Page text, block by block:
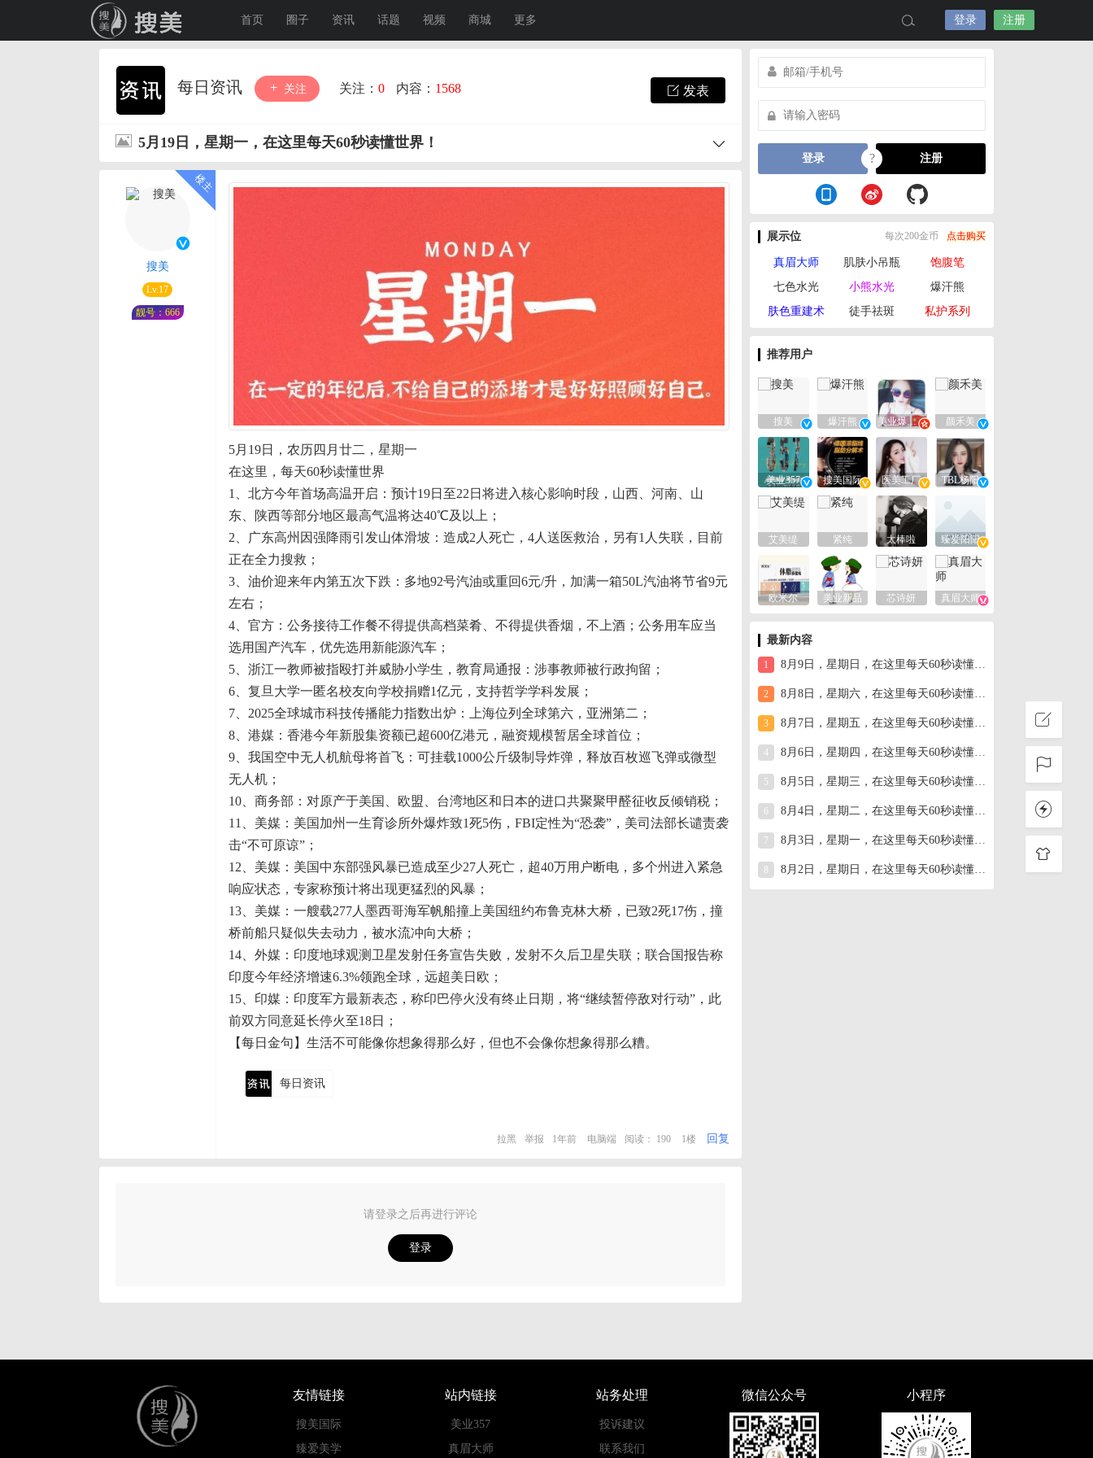
首页 圈子 资讯 话题 视频 商城 更多 登录 注册
每日资讯 关注 关注： 0 内容： 1568 发表
5月19日，星期一，在这里每天60秒读懂世界！
搜美
Lv.17
靓号：666
5月19日，农历四月廿二，星期一
在这里，每天60秒读懂世界
1、北方今年首场高温开启：预计19日至22日将进入核心影响时段，山西、河南、山
东、陕西等部分地区最高气温将达40℃及以上；
2、广东高州因强降雨引发山体滑坡：造成2人死亡，4人送医救治，另有1人失联，目前
正在全力搜救；
3、油价迎来年内第五次下跌：多地92号汽油或重回6元/升，加满一箱50L汽油将节省9元
左右；
4、官方：公务接待工作餐不得提供高档菜肴、不得提供香烟，不上酒；公务用车应当
选用国产汽车，优先选用新能源汽车；
5、浙江一教师被指殴打并威胁小学生，教育局通报：涉事教师被行政拘留；
6、复旦大学一匿名校友向学校捐赠1亿元，支持哲学学科发展；
7、2025全球城市科技传播能力指数出炉：上海位列全球第六，亚洲第二；
8、港媒：香港今年新股集资额已超600亿港元，融资规模暂居全球首位；
9、我国空中无人机航母将首飞：可挂载1000公斤级制导炸弹，释放百枚巡飞弹或微型
无人机；
10、商务部：对原产于美国、欧盟、台湾地区和日本的进口共聚聚甲醛征收反倾销税；
11、美媒：美国加州一生育诊所外爆炸致1死5伤，FBI定性为“恐袭”，美司法部长谴责袭
击“不可原谅”；
12、美媒：美国中东部强风暴已造成至少27人死亡，超40万用户断电，多个州进入紧急
响应状态，专家称预计将出现更猛烈的风暴；
13、美媒：一艘载277人墨西哥海军帆船撞上美国纽约布鲁克林大桥，已致2死17伤，撞
桥前船只疑似失去动力，被水流冲向大桥；
14、外媒：印度地球观测卫星发射任务宣告失败，发射不久后卫星失联；联合国报告称
印度今年经济增速6.3%领跑全球，远超美日欧；
15、印媒：印度军方最新表态，称印巴停火没有终止日期，将“继续暂停敌对行动”，此
前双方同意延长停火至18日；
【每日金句】生活不可能像你想象得那么好，但也不会像你想象得那么糟。
每日资讯
拉黑 举报 1年前 电脑端 阅读： 190 1楼 回复
请登录之后再进行评论
登录
登录 ? 注册
展示位 每次200金币 点击购买
真眉大师 肌肤小吊瓶
饱腹笔
七色水光
小熊水光
爆汗熊
肤色重建术
徒手祛斑 私护系列
推荐用户
搜美 爆汗熊 美业爆款平台 颜禾美
美业357 搜美国际 医美工厂 TBL杨阳
艾美缇 紧纯 太棒啦 臻爱阳阳
欧米尔 美业新品 芯诗妍 真眉大师
最新内容
1 8月9日，星期日，在这里每天60秒读懂世界！
2 8月8日，星期六，在这里每天60秒读懂世界！
3 8月7日，星期五，在这里每天60秒读懂世界！
4 8月6日，星期四，在这里每天60秒读懂世界！
5 8月5日，星期三，在这里每天60秒读懂世界！
6 8月4日，星期二，在这里每天60秒读懂世界！
7 8月3日，星期一，在这里每天60秒读懂世界！
8月2日，星期日，在这里每天60秒读懂世界！
友情链接
搜美国际
臻爱美学
站内链接
美业357
真眉大师
站务处理
投诉建议
联系我们
微信公众号 小程序